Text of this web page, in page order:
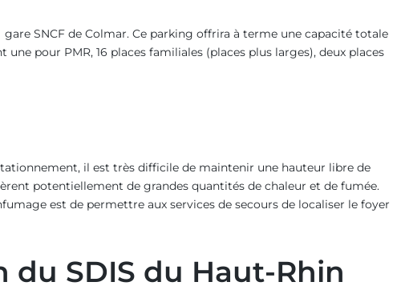
SNCF de Colmar. Ce parking offrira à terme une capacité totale
pour PMR, 16 places familiales (places plus larges), deux places
il est très difficile de maintenir une hauteur libre de
potentiellement de grandes quantités de chaleur et de fumée.
est de permettre aux services de secours de localiser le foyer
SDIS du Haut-Rhin